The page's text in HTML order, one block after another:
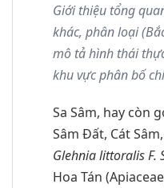
Giới thiệu tổng
khác, phân loại
mô tả hình thái
khu vực phân bố
Sa Sâm, hay còn
Sâm Đất, Cát
Glehnia littoralis F.
Hoa Tán